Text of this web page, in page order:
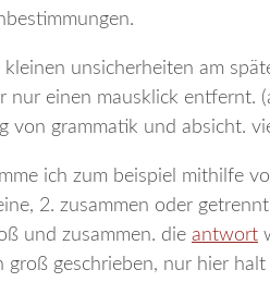
unsicherheiten am
nur einen mausklick entfernt.
von grammatik und absicht.
ich zum beispiel mithilfe
2. zusammen oder
und zusammen. die antwort
groß geschrieben, nur hier